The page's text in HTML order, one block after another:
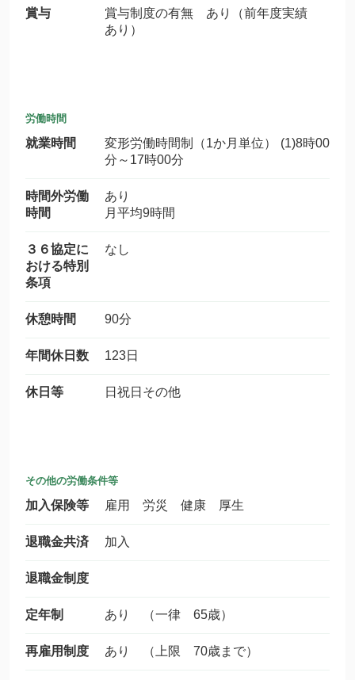
賞与
賞与制度の有無 あり（前年度実績
あり）
労働時間
就業時間
変形労働時間制（1か月単位） (1)8時00
分～17時00分
時間外労働
時間
あり
月平均9時間
３６協定に
おける特別
条項
なし
休憩時間 90分
年間休日数 123日
休日等 日祝日その他
その他の労働条件等
加入保険等 雇用 労災 健康 厚生
退職金共済 加入
退職金制度
定年制 あり （一律 65歳）
再雇用制度 あり （上限 70歳まで）